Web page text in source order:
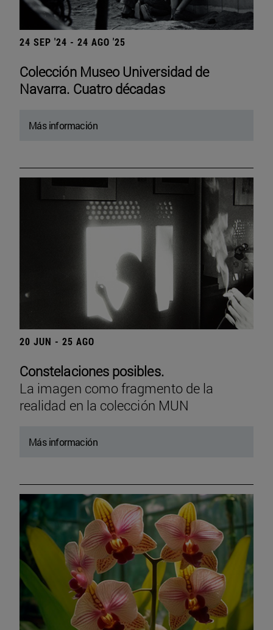
24 SEP '24 - 24 AGO '25
Colección Museo Universidad de
Navarra. Cuatro décadas
Más información
20 JUN - 25 AGO
Constelaciones posibles.
La imagen como fragmento de la
realidad en la colección MUN
Más información